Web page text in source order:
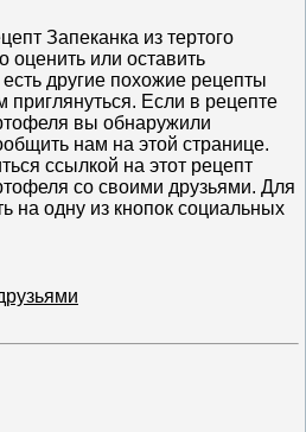
Запеканка из тертого
оценить или оставить
другие похожие рецепты
Если в рецепте
вы обнаружили
нам на этой странице.
ссылкой на этот рецепт
со своими друзьями. Для
на одну из кнопок социальных